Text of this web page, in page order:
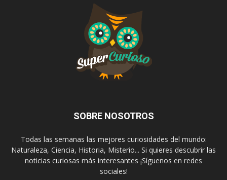
SOBRE NOSOTROS
Todas las semanas las mejores curiosidades del mundo:
Naturaleza, Ciencia, Historia, Misterio... Si quieres descubrir las
noticias curiosas más interesantes ¡Síguenos en redes
sociales!